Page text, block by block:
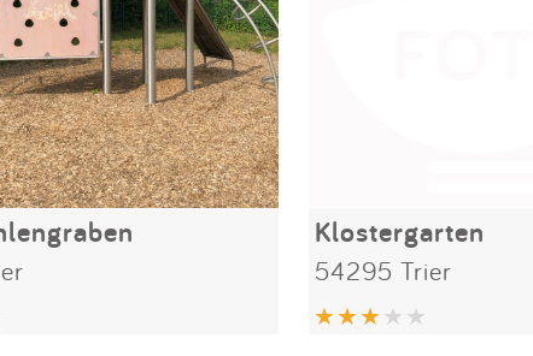
Klostergarten
54295 Trier